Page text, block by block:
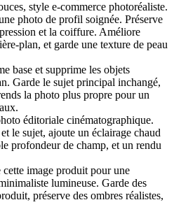
style e-commerce photoréaliste.
photo de profil soignée. Préserve
et la coiffure. Améliore
plan, et garde une texture de peau
base et supprime les objets
Garde le sujet principal inchangé,
la photo plus propre pour un
éditoriale cinématographique.
le sujet, ajoute un éclairage chaud
profondeur de champ, et un rendu
cette image produit pour une
lumineuse. Garde des
préserve des ombres réalistes,